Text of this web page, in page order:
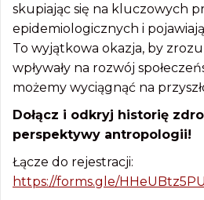
skupiając się na kluczowych
epidemiologicznych i
To wyjątkowa okazja, by
wpływały na rozwój
możemy wyciągnąć na
Dołącz i odkryj historię
perspektywy antropologii!
Łącze do rejestracji:
https://forms.gle/